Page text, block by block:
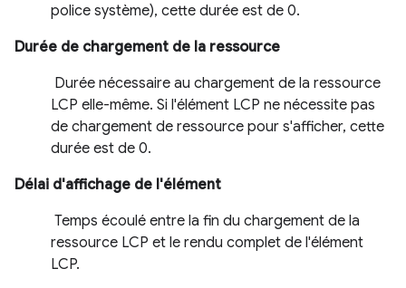
police système), cette durée est de 0.
Durée de chargement de la ressource
Durée nécessaire au chargement de la ressource
LCP elle-même. Si l'élément LCP ne nécessite pas
de chargement de ressource pour s'afficher, cette
durée est de 0.
Délai d'affichage de l'élément
Temps écoulé entre la fin du chargement de la
ressource LCP et le rendu complet de l'élément
LCP.